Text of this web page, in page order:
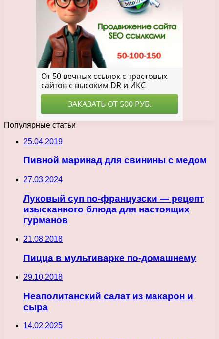
Популярные статьи
25.04.2019
Пивной маринад для свинины с медом
27.03.2024
Луковый суп по-французски — рецепт
изысканного блюда для настоящих
гурманов
21.08.2018
Пицца в мультиварке по-домашнему
29.10.2018
Неаполитанский салат из макарон и
сыра
14.02.2025